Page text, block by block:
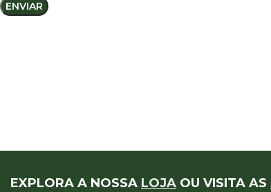
EXPLORA A NOSSA LOJA OU VISITA AS